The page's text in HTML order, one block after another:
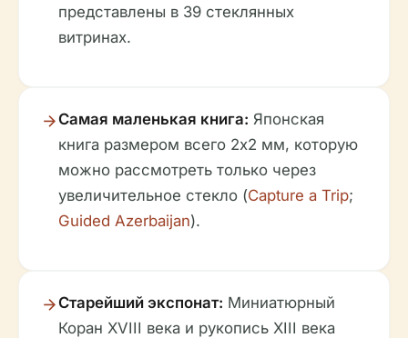
представлены в 39 стеклянных
витринах.
Самая маленькая книга: Японская
книга размером всего 2x2 мм, которую
можно рассмотреть только через
увеличительное стекло (Capture a Trip;
Guided Azerbaijan).
Старейший экспонат: Миниатюрный
Коран XVIII века и рукопись XIII века